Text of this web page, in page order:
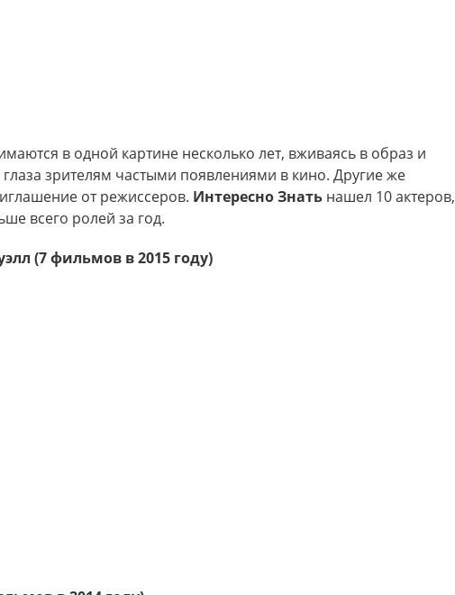
в одной картине несколько лет, вживаясь в образ и
глаза зрителям частыми появлениями в кино. Другие же
от режиссеров. Интересно Знать нашел 10 актеров,
всего ролей за год.
(7 фильмов в 2015 году)